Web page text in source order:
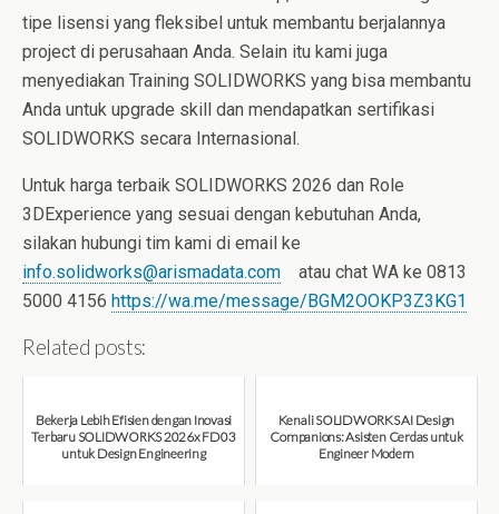
tipe lisensi yang fleksibel untuk membantu berjalannya
project di perusahaan Anda. Selain itu kami juga
menyediakan Training SOLIDWORKS yang bisa membantu
Anda untuk upgrade skill dan mendapatkan sertifikasi
SOLIDWORKS secara Internasional.
Untuk harga terbaik SOLIDWORKS 2026 dan Role
3DExperience yang sesuai dengan kebutuhan Anda,
silakan hubungi tim kami di email ke
info.solidworks@arismadata.com atau chat WA ke 0813
5000 4156 https://wa.me/message/BGM2OOKP3Z3KG1
Related posts:
Bekerja Lebih Efisien dengan Inovasi
Terbaru SOLIDWORKS 2026x FD03
untuk Design Engineering
Kenali SOLIDWORKS AI Design
Companions: Asisten Cerdas untuk
Engineer Modern